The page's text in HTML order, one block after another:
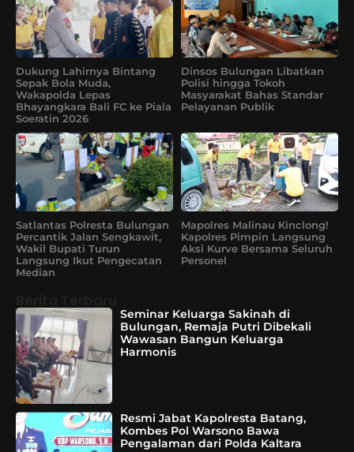
Dukung Lahirnya Bintang
Sepak Bola Muda,
Wakapolda Lepas
Bhayangkara Bali FC ke Piala
Soeratin 2026
Dinsos Bulungan Libatkan
Polisi hingga Tokoh
Masyarakat Bahas Standar
Pelayanan Publik
Satlantas Polresta Bulungan
Percantik Jalan Sengkawit,
Wakil Bupati Turun
Langsung Ikut Pengecatan
Median
Mapolres Malinau Kinclong!
Kapolres Pimpin Langsung
Aksi Kurve Bersama Seluruh
Personel
Seminar Keluarga Sakinah di
Bulungan, Remaja Putri Dibekali
Wawasan Bangun Keluarga
Harmonis
Resmi Jabat Kapolresta Batang,
Kombes Pol Warsono Bawa
Pengalaman dari Polda Kaltara